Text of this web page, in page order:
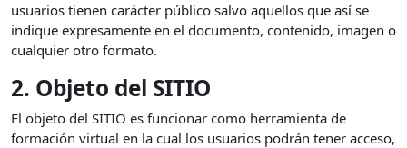
usuarios tienen carácter público salvo aquellos que así se
indique expresamente en el documento, contenido, imagen o
cualquier otro formato.
2. Objeto del SITIO
El objeto del SITIO es funcionar como herramienta de
formación virtual en la cual los usuarios podrán tener acceso,